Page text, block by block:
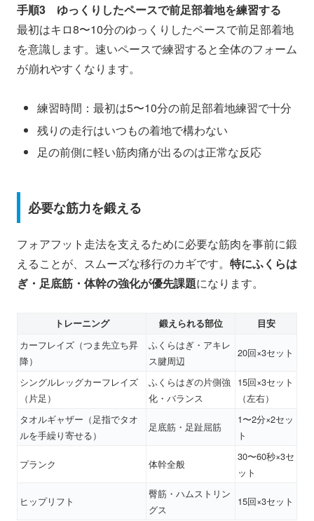
手順3 ゆっくりしたペースで前足部着地を練習する
最初はキロ8〜10分のゆっくりしたペースで前足部着地
を意識します。速いペースで練習すると全体のフォーム
が崩れやすくなります。
練習時間：最初は5〜10分の前足部着地練習で十分
残りの走行はいつもの着地で構わない
足の前側に軽い筋肉痛が出るのは正常な反応
必要な筋力を鍛える
フォアフット走法を支えるために必要な筋肉を事前に鍛
えることが、スムーズな移行のカギです。 特にふくらは
ぎ・足底筋・体幹の強化が優先課題になります。
トレーニング 鍛えられる部位 目安
カーフレイズ（つま先立ち昇
降）
ふくらはぎ・アキレ
ス腱周辺
20回×3セット
シングルレッグカーフレイズ
（片足）
ふくらはぎの片側強
化・バランス
15回×3セット
（左右）
タオルギャザー（足指でタオ
ルを手繰り寄せる）
足底筋・足趾屈筋
1〜2分×2セッ
ト
プランク 体幹全般
30〜60秒×3セ
ット
ヒップリフト
臀筋・ハムストリン
グス
15回×3セット